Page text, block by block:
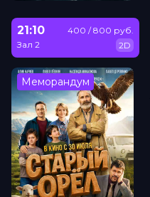
21:10
Зал 2
400 / 800 руб.
2D
Меморандум